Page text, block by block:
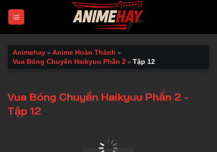
Animehay » Anime Hoàn Thành »
Vua Bóng Chuyền Haikyuu Phần 2 » Tập 12
Vua Bóng Chuyền Haikyuu Phần 2 -
Tập 12